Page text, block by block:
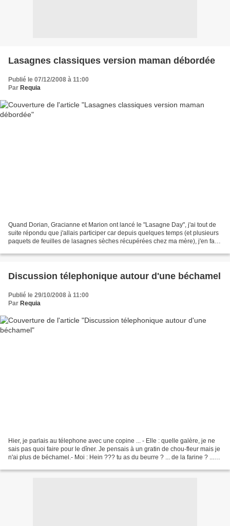
Lasagnes classiques version maman débordée
Publié le 07/12/2008 à 11:00
Par Requia
Quand Dorian, Gracianne et Marion ont lancé le "Lasagne Day", j'ai tout de
suite répondu que j'allais participer car depuis quelques temps (et plusieurs
paquets de feuilles de lasagnes sèches récupérées chez ma mère), j'en fais
Discussion télephonique autour d'une béchamel
Publié le 29/10/2008 à 11:00
Par Requia
Hier, je parlais au télephone avec une copine ... - Elle : quelle galère, je ne
sais pas quoi faire pour le dîner. Je pensais à un gratin de chou-fleur mais je
n'ai plus de béchamel.- Moi : Hein ??? tu as du beurre ? ... de la farine ? ...